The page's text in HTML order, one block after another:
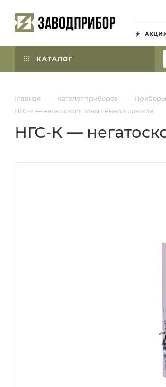
КАТАЛОГ
Главная — Каталог приборов — Приборы
НГС-К — негатоскоп повышенной яркости
НГС-К —